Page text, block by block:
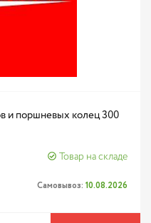
и поршневых колец 300
Товар на складе
Самовывоз: 10.08.2026